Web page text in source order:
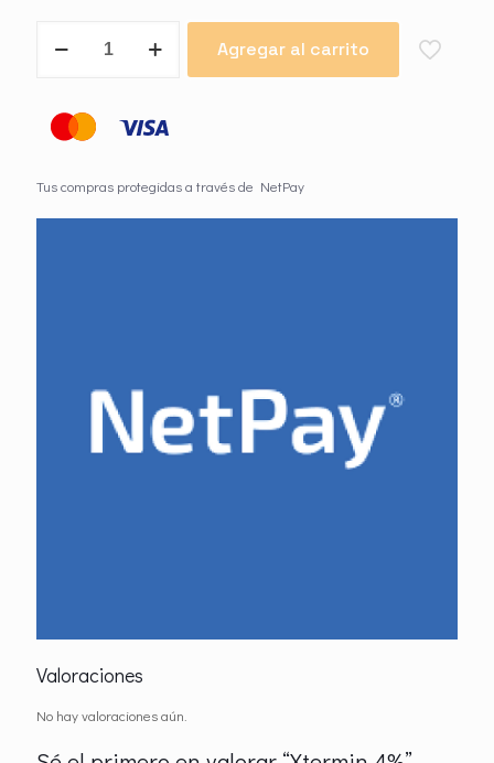
Agregar al carrito
Tus compras protegidas a través de NetPay
Valoraciones
No hay valoraciones aún.